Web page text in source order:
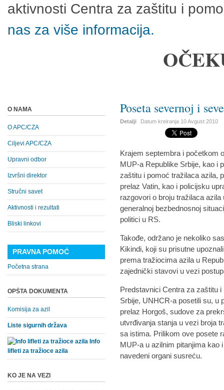
aktivnosti Centra za zaštitu i
nas za više informacija.
Poseta severnoj i
Detalji Datum kreiranja 10 Avgust 2010
Krajem septembra i početkom
MUP-a Republike Srbije, kao i
zaštitu i pomoć tražilaca azila,
prelaz Vatin, kao i policijsku
razgovori o broju tražilaca
generalnoj bezbednosnoj
politici u RS.
Takođe, održano je nekoliko
Kikindi, koji su prisutne
prema tražiocima azila u
zajednički stavovi u vezi
Predstavnici Centra za zaštitu
Srbije, UNHCR-a posetili su, u
prelaz Horgoš, sudove za
utvrđivanja stanja u vezi broja
sa istima. Prilikom ove posete
MUP-a u azilnim pitanjima kao
navedeni organi susreću.
O NAMA
O APC/CZA
Ciljevi APC/CZA
Upravni odbor
Izvršni direktor
Stručni savet
Aktivnosti i rezultati
Bliski linkovi
PRAVNA POMOĆ
Početna strana
OPŠTA DOKUMENTA
Komisija za azil
Liste sigurnih država
Info
lifleti za tražioce azila
KO JE NA VEZI